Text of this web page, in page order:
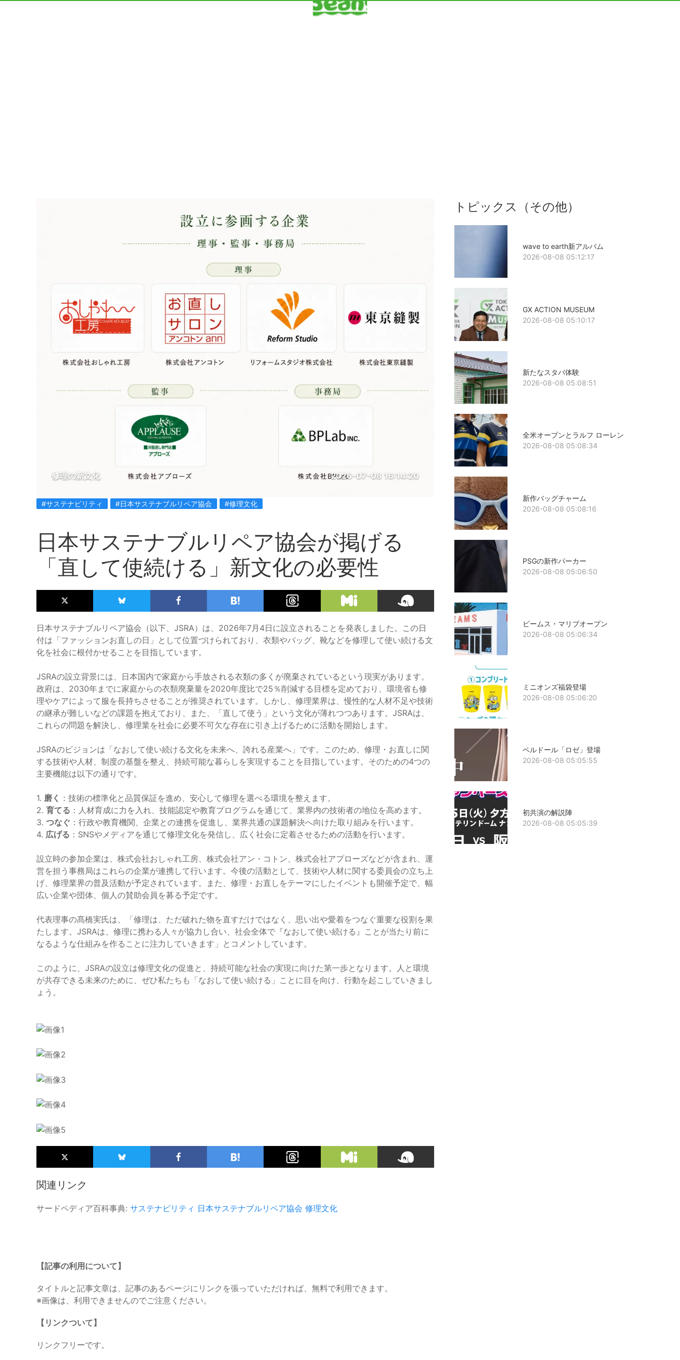
修理の新文化 2026-07-08 16:14:20
#サステナビリティ #日本サステナブルリペア協会 #修理文化
日本サステナブルリペア協会が掲げる
「直して使続ける」新文化の必要性
日本サステナブルリペア協会（以下、JSRA）は、2026年7月4日に設立されることを発表しました。この日
付は「ファッションお直しの日」として位置づけられており、衣類やバッグ、靴などを修理して使い続ける文
化を社会に根付かせることを目指しています。
JSRAの設立背景には、日本国内で家庭から手放される衣類の多くが廃棄されているという現実があります。
政府は、2030年までに家庭からの衣類廃棄量を2020年度比で25％削減する目標を定めており、環境省も修
理やケアによって服を長持ちさせることが推奨されています。しかし、修理業界は、慢性的な人材不足や技術
の継承が難しいなどの課題を抱えており、また、「直して使う」という文化が薄れつつあります。JSRAは、
これらの問題を解決し、修理業を社会に必要不可欠な存在に引き上げるために活動を開始します。
JSRAのビジョンは「なおして使い続ける文化を未来へ、誇れる産業へ」です。このため、修理・お直しに関
する技術や人材、制度の基盤を整え、持続可能な暮らしを実現することを目指しています。そのための4つの
主要機能は以下の通りです。
1. 磨く ：技術の標準化と品質保証を進め、安心して修理を選べる環境を整えます。
2. 育てる ：人材育成に力を入れ、技能認定や教育プログラムを通じて、業界内の技術者の地位を高めます。
3. つなぐ ：行政や教育機関、企業との連携を促進し、業界共通の課題解決へ向けた取り組みを行います。
4. 広げる ：SNSやメディアを通じて修理文化を発信し、広く社会に定着させるための活動を行います。
設立時の参加企業は、株式会社おしゃれ工房、株式会社アン・コトン、株式会社アプローズなどが含まれ、運
営を担う事務局はこれらの企業が連携して行います。今後の活動として、技術や人材に関する委員会の立ち上
げ、修理業界の普及活動が予定されています。また、修理・お直しをテーマにしたイベントも開催予定で、幅
広い企業や団体、個人の賛助会員を募る予定です。
代表理事の髙橋実氏は、「修理は、ただ破れた物を直すだけではなく、思い出や愛着をつなぐ重要な役割を果
たします。JSRAは、修理に携わる人々が協力し合い、社会全体で『なおして使い続ける』ことが当たり前に
なるような仕組みを作ることに注力していきます」とコメントしています。
このように、JSRAの設立は修理文化の促進と、持続可能な社会の実現に向けた第一歩となります。人と環境
が共存できる未来のために、ぜひ私たちも「なおして使い続ける」ことに目を向け、行動を起こしていきまし
ょう。
関連リンク
サードペディア百科事典: サステナビリティ 日本サステナブルリペア協会 修理文化
トピックス（その他）
wave to earth新アルバム
2026-08-08 05:12:17
GX ACTION MUSEUM
2026-08-08 05:10:17
新たなスタバ体験
2026-08-08 05:08:51
全米オープンとラルフ ローレン
2026-08-08 05:08:34
新作バッグチャーム
2026-08-08 05:08:16
PSGの新作パーカー
2026-08-08 05:06:50
ビームス・マリブオープン
2026-08-08 05:06:34
ミニオンズ福袋登場
2026-08-08 05:06:20
ベルドール「ロゼ」登場
2026-08-08 05:05:55
初共演の解説陣
2026-08-08 05:05:39
【記事の利用について】
タイトルと記事文章は、記事のあるページにリンクを張っていただければ、無料で利用できます。
※画像は、利用できませんのでご注意ください。
【リンクついて】
リンクフリーです。